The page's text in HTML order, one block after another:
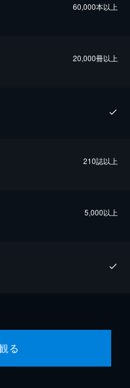
60,000本以上
20,000冊以上
210誌以上
5,000以上
る